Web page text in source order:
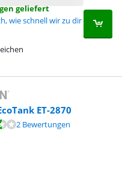
geliefert
wie schnell wir zu dir
ET-2870
2 Bewertungen.
2 Bewertungen